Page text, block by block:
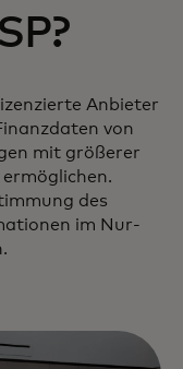
Anbieter
von
mit größerer
des
im Nur-